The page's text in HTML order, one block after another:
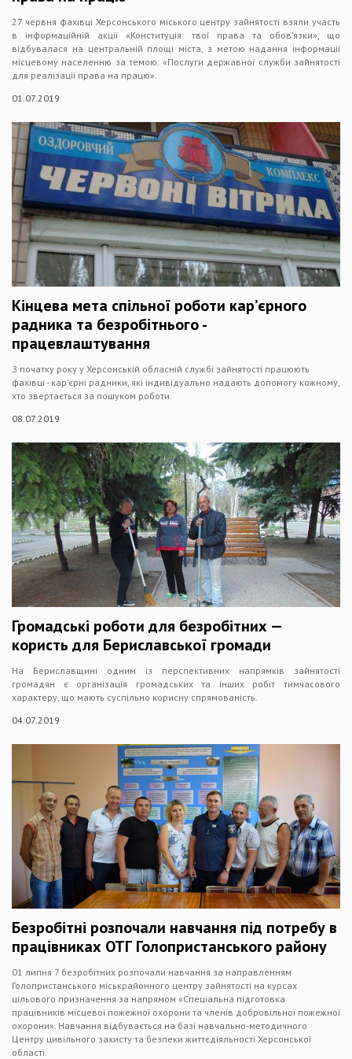
27 червня фахівці Херсонського міського центру зайнятості взяли участь
в інформаційній акції «Конституція: твої права та обов’язки», що
відбувалася на центральній площі міста, з метою надання інформації
місцевому населенню за темою: «Послуги державної служби зайнятості
для реалізації права на працю».
01.07.2019
Кінцева мета спільної роботи кар’єрного
радника та безробітнього -
працевлаштування
З початку року у Херсонській обласній службі зайнятості працюють
фахівці - кар’єрні радники, які індивідуально надають допомогу кожному,
хто звертається за пошуком роботи.
08.07.2019
Громадські роботи для безробітних —
користь для Бериславської громади
На Бериславщині одним із перспективних напрямків зайнятості
громадян є організація громадських та інших робіт тимчасового
характеру, що мають суспільно корисну спрямованість.
04.07.2019
Безробітні розпочали навчання під потребу в
працівниках ОТГ Голопристанського району
01 липня 7 безробітних розпочали навчання за направленням
Голопристанського міськрайонного центру зайнятості на курсах
цільового призначення за напрямом «Cпеціальна підготовка
працівників місцевої пожежної охорони та членів добровільної пожежної
охорони». Навчання відбувається на базі навчально-методичного
Центру цивільного захисту та безпеки життєдіяльності Херсонської
області.